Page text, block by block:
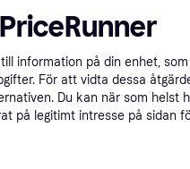
information på din enhet,
För att vidta dessa
Du kan när som helst
på legitimt intresse på sidan